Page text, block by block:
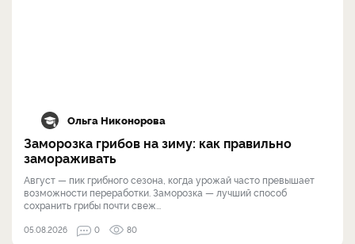
Ольга Никонорова
Заморозка грибов на зиму: как правильно
замораживать
Август — пик грибного сезона, когда урожай часто превышает
возможности переработки. Заморозка — лучший способ
сохранить грибы почти свеж...
05.08.2026 0 80